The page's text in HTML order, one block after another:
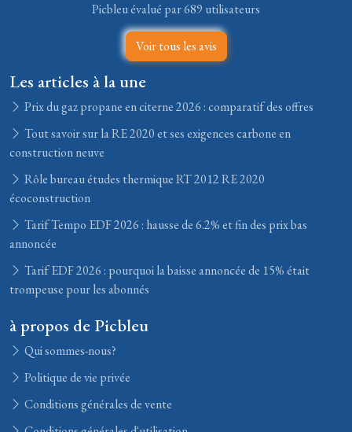
Picbleu évalué par 689 utilisateurs
Voir tous les avis
Les articles à la une
Prix du gaz propane en citerne 2026 : comparatif des offres
Tout savoir sur la RE 2020 et ses exigences carbone en
construction neuve
Rôle bureau études thermique RT 2012 RE 2020
écoconstruction
Tarif Tempo EDF 2026 : hausse de 6.2% et fin des prix bas
annoncée
Tarif EDF 2026 : pourquoi la baisse annoncée de 15% était
trompeuse pour les abonnés
à propos de Picbleu
Qui sommes-nous?
Politique de vie privée
Conditions générales de vente